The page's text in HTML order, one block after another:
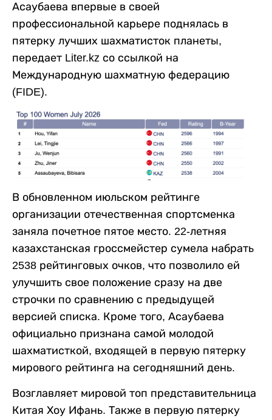
Асаубаева впервые в своей
профессиональной карьере поднялась в
пятерку лучших шахматисток планеты,
передает Liter.kz со ссылкой на
Международную шахматную федерацию
(FIDE).
В обновленном июльском рейтинге
организации отечественная спортсменка
заняла почетное пятое место. 22-летняя
казахстанская гроссмейстер сумела набрать
2538 рейтинговых очков, что позволило ей
улучшить свое положение сразу на две
строчки по сравнению с предыдущей
версией списка. Кроме того, Асаубаева
официально признана самой молодой
шахматисткой, входящей в первую пятерку
мирового рейтинга на сегодняшний день.
Возглавляет мировой топ представительница
Китая Хоу Ифань. Также в первую пятерку